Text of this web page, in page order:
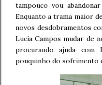
tampouco vou
Enquanto a trama maior
novos desdobramentos
Lucía Campos mudar de
procurando ajuda com
pouquinho do sofrimento